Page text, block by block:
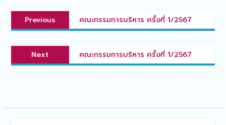
แนะแนว
เรื่องPrevious
Previous
post:
คณะกรรมการบริหาร ครั้งที่ 1/2567
Next
Next
post:
คณะกรรมการบริหาร ครั้งที่ 1/2567